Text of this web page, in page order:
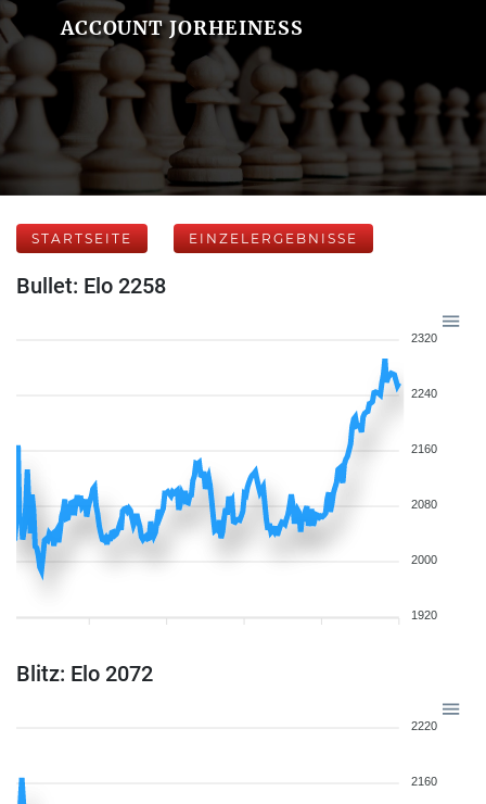
ACCOUNT JORHEINESS
STARTSEITE EINZELERGEBNISSE
Bullet: Elo 2258
2320
2240
2160
2080
2000
1920
Blitz: Elo 2072
2220
2160